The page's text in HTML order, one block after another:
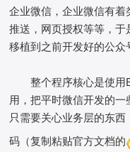
企业微信，企业微信有着
推送，网页授权等等，
移植到之前开发好的公众
整个程序核心是使
用，把平时微信开发的
只需要关心业务层的东
码（复制粘贴官方文档的